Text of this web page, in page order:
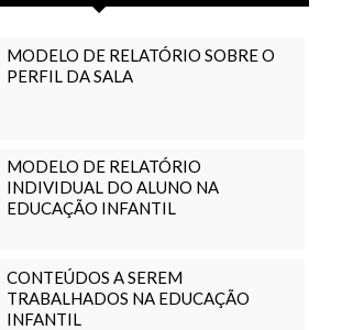
MODELO DE RELATÓRIO SOBRE O
PERFIL DA SALA
MODELO DE RELATÓRIO
INDIVIDUAL DO ALUNO NA
EDUCAÇÃO INFANTIL
CONTEÚDOS A SEREM
TRABALHADOS NA EDUCAÇÃO
INFANTIL